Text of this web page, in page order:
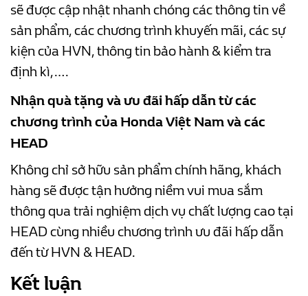
sẽ được cập nhật nhanh chóng các thông tin về
sản phẩm, cácchương trình khuyến mãi, các sự
kiện của HVN, thông tin bảo hành & kiểm tra
định kì,….
Nhận quà tặng và ưu đãi hấp dẫn từ các
chương trình của Honda Việt Nam và các
HEAD
Không chỉ sở hữu sản phẩm chính hãng, khách
hàng sẽ được tận hưởng niềm vui mua sắm
thông qua trải nghiệm dịch vụ chất lượng cao tại
HEAD cùng nhiều chương trình ưu đãi hấp dẫn
đến từ HVN & HEAD.
Kết luận